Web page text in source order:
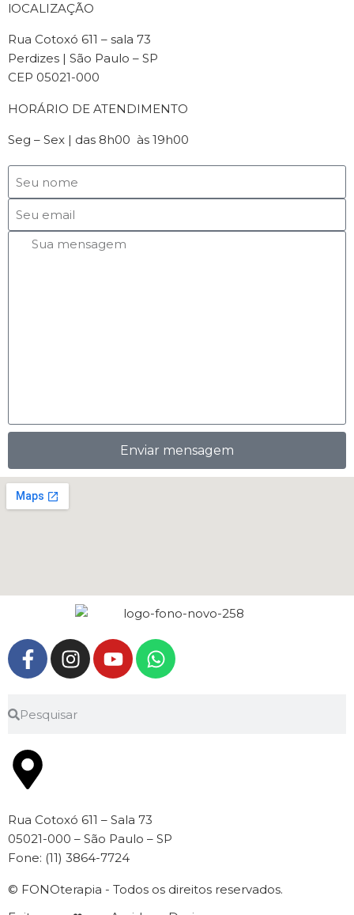
lOCALIZAÇÃO
Rua Cotoxó 611 – sala 73
Perdizes | São Paulo – SP
CEP 05021-000
HORÁRIO DE ATENDIMENTO
Seg – Sex | das 8h00 às 19h00
Enviar mensagem
Rua Cotoxó 611 – Sala 73
05021-000 – São Paulo – SP
Fone: (11) 3864-7724
© FONOterapia - Todos os direitos reservados.